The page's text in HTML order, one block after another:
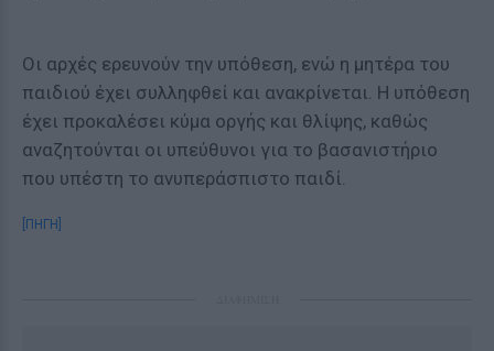
Οι αρχές ερευνούν την υπόθεση, ενώ η μητέρα του
παιδιού έχει συλληφθεί και ανακρίνεται. Η υπόθεση
έχει προκαλέσει κύμα οργής και θλίψης, καθώς
αναζητούνται οι υπεύθυνοι για το βασανιστήριο
που υπέστη το ανυπεράσπιστο παιδί.
[ΠΗΓΗ]